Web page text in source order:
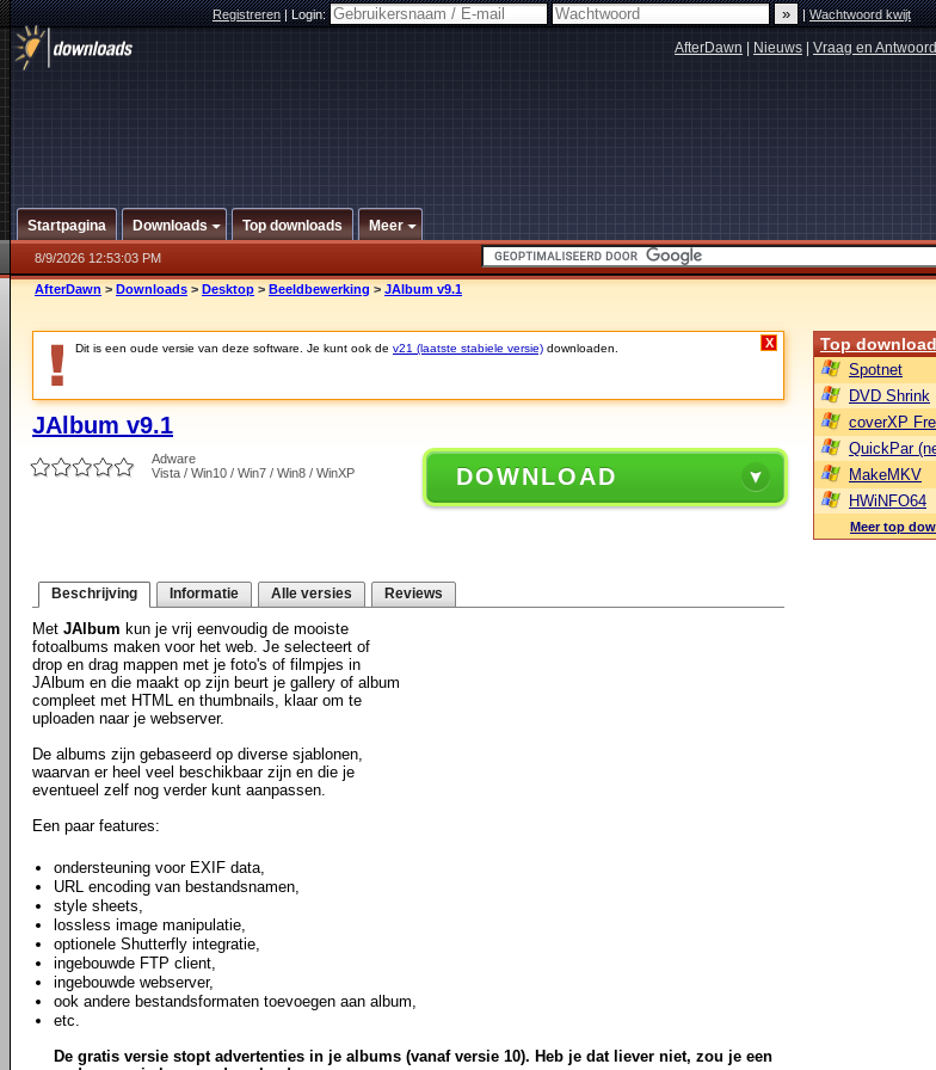
Registreren|Login: |Wachtwoord kwijt
AfterDawn Nieuws Vraag en Antwoord
Startpagina Downloads Top downloads Meer
8/9/2026 12:53:03 PM
AfterDawn > Downloads > Desktop > Beeldbewerking > JAlbum v9.1
Dit is een oude versie van deze software. Je kunt ook de v21 (laatste stabiele versie) downloaden. X
JAlbum v9.1
Adware
Vista / Win10 / Win7 / Win8 / WinXP
DOWNLOAD
Beschrijving Informatie Alle versies Reviews
Met JAlbum kun je vrij eenvoudig de mooiste
fotoalbums maken voor het web. Je selecteert of
drop en drag mappen met je foto's of filmpjes in
JAlbum en die maakt op zijn beurt je gallery of album
compleet met HTML en thumbnails, klaar om te
uploaden naar je webserver.
De albums zijn gebaseerd op diverse sjablonen,
waarvan er heel veel beschikbaar zijn en die je
eventueel zelf nog verder kunt aanpassen.
Een paar features:
ondersteuning voor EXIF data,
URL encoding van bestandsnamen,
style sheets,
lossless image manipulatie,
optionele Shutterfly integratie,
ingebouwde FTP client,
ingebouwde webserver,
ook andere bestandsformaten toevoegen aan album,
etc.
De gratis versie stopt advertenties in je albums (vanaf versie 10). Heb je dat liever niet, zou je een
Top
Spotnet
DVD Shrink
coverXP
QuickPar
MakeMKV
HWiNFO64
Meer top